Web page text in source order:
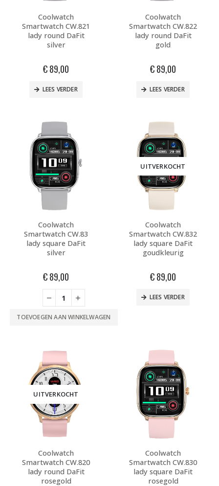
Coolwatch
Smartwatch CW.821
lady round DaFit
silver
€89,00
LEES VERDER
Coolwatch
Smartwatch CW.822
lady round DaFit
gold
€89,00
LEES VERDER
Coolwatch
Smartwatch CW.83
lady square DaFit
silver
€89,00
TOEVOEGEN AAN WINKELWAGEN
UITVERKOCHT
Coolwatch
Smartwatch CW.832
lady square DaFit
goudkleurig
€89,00
LEES VERDER
UITVERKOCHT
Coolwatch
Smartwatch CW.820
lady round DaFit
rosegold
Coolwatch
Smartwatch CW.830
lady square DaFit
rosegold